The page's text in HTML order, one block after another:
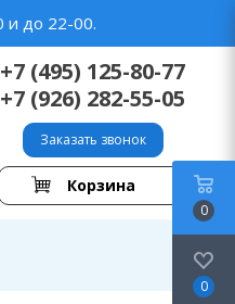
и до 22-00.
+7 (495) 125-80-77
+7 (926) 282-55-05
Заказать звонок
Корзина
0
0